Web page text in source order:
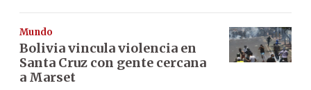
Mundo
Bolivia vincula violencia en
Santa Cruz con gente cercana
a Marset